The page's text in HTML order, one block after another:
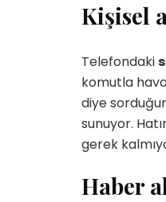
Kişisel
Telefondaki
komutla
diye
sunuyor.
gerek
Haber